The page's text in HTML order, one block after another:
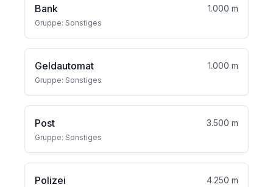
Bank 1.000 m
Gruppe: Sonstiges
Geldautomat 1.000 m
Gruppe: Sonstiges
Post 3.500 m
Gruppe: Sonstiges
Polizei 4.250 m